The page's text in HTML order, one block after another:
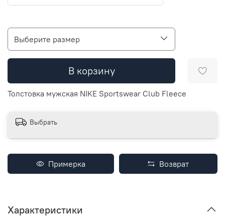
Выберите размер
В корзину
Толстовка мужская NIKE Sportswear Club Fleece
Выбрать
Примерка Возврат
Характеристики